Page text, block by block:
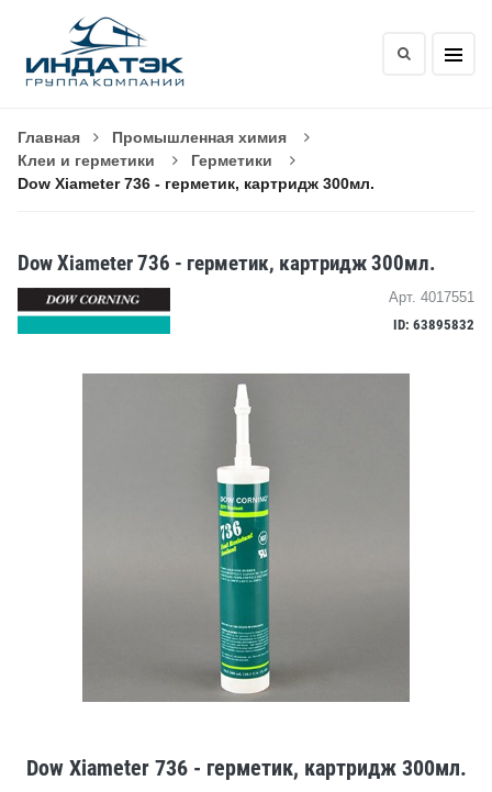
Главная
Промышленная химия
Клеи и герметики
Герметики
Dow Xiameter 736 - герметик, картридж 300мл.
Dow Xiameter 736 - герметик, картридж 300мл.
Арт. 4017551
ID: 63895832
Dow Xiameter 736 - герметик, картридж 300мл.